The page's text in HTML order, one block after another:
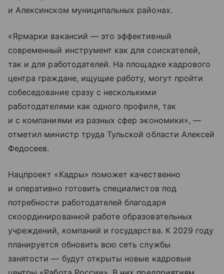
и Алексинском муниципальных районах.
«Ярмарки вакансий — это эффективный
современный инструмент как для соискателей,
так и для работодателей. На площадке кадрового
центра граждане, ищущие работу, могут пройти
собеседование сразу с несколькими
работодателями как одного профиля, так
и с компаниями из разных сфер экономики», —
отметил министр труда Тульской области Алексей
Федосеев.
Нацпроект «Кадры» поможет качественно
и оперативно готовить специалистов под
потребности работодателей благодаря
скоординированной работе образовательных
учреждений, компаний и государства. К 2029 году
планируется обновить всю сеть службы
занятости — будут открыты новые кадровые